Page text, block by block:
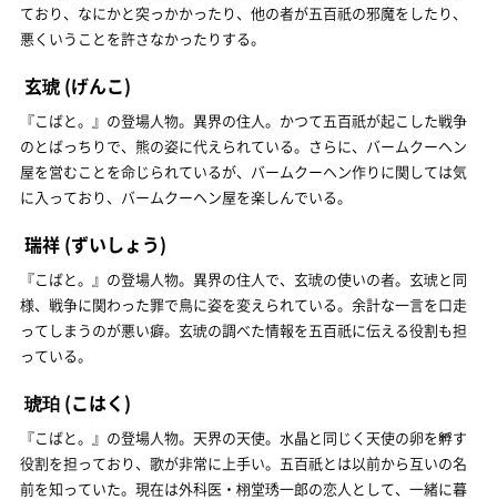
ており、なにかと突っかかったり、他の者が五百祇の邪魔をしたり、
悪くいうことを許さなかったりする。
玄琥 (げんこ)
『こばと。』の登場人物。異界の住人。かつて五百祇が起こした戦争
のとばっちりで、熊の姿に代えられている。さらに、バームクーヘン
屋を営むことを命じられているが、バームクーヘン作りに関しては気
に入っており、バームクーヘン屋を楽しんでいる。
瑞祥 (ずいしょう)
『こばと。』の登場人物。異界の住人で、玄琥の使いの者。玄琥と同
様、戦争に関わった罪で鳥に姿を変えられている。余計な一言を口走
ってしまうのが悪い癖。玄琥の調べた情報を五百祇に伝える役割も担
っている。
琥珀 (こはく)
『こばと。』の登場人物。天界の天使。水晶と同じく天使の卵を孵す
役割を担っており、歌が非常に上手い。五百祇とは以前から互いの名
前を知っていた。現在は外科医・栩堂琇一郎の恋人として、一緒に暮